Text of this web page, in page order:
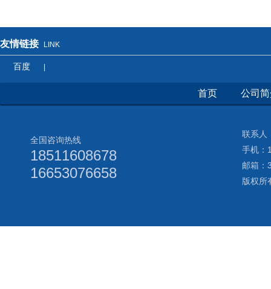
友情链接 LINK
百度
首页 公司
全国咨询热线
18511608678
16653076658
联系
手机：
邮箱
版权所